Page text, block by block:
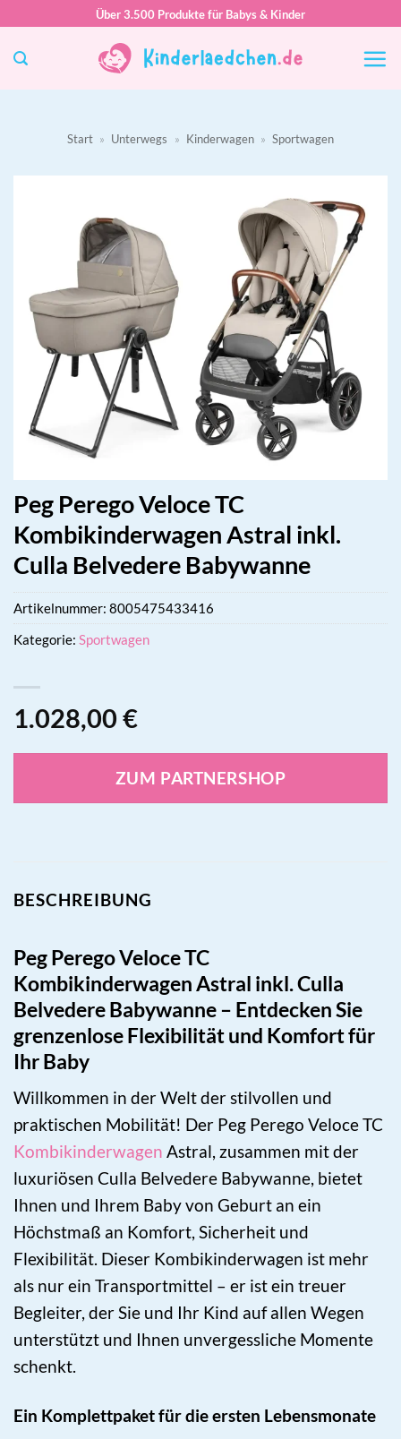
springen
Über 3.500 Produkte für Babys & Kinder
Start » Unterwegs » Kinderwagen » Sportwagen
Peg Perego Veloce TC
Kombikinderwagen Astral inkl.
Culla Belvedere Babywanne
1.028,00 €
ZUM PARTNERSHOP
Artikelnummer: 8005475433416
Kategorie: Sportwagen
BESCHREIBUNG
Peg Perego Veloce TC
Kombikinderwagen Astral inkl. Culla
Belvedere Babywanne – Entdecken Sie
grenzenlose Flexibilität und Komfort für
Ihr Baby
Willkommen in der Welt der stilvollen und
praktischen Mobilität! Der Peg Perego Veloce TC
Kombikinderwagen Astral, zusammen mit der
luxuriösen Culla Belvedere Babywanne, bietet
Ihnen und Ihrem Baby von Geburt an ein
Höchstmaß an Komfort, Sicherheit und
Flexibilität. Dieser Kombikinderwagen ist mehr
als nur ein Transportmittel – er ist ein treuer
Begleiter, der Sie und Ihr Kind auf allen Wegen
unterstützt und Ihnen unvergessliche Momente
schenkt.
Ein Komplettpaket für die ersten Lebensmonate